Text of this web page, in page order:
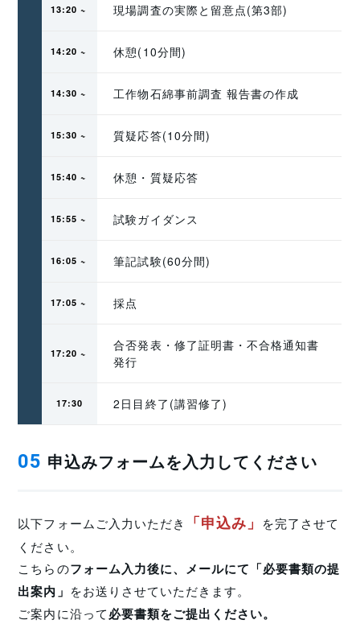
13:20 ~ 現場調査の実際と留意点(第3部)
14:20 ~ 休憩(10分間)
14:30 ~ 工作物石綿事前調査 報告書の作成
15:30 ~ 質疑応答(10分間)
15:40 ~ 休憩・質疑応答
15:55 ~ 試験ガイダンス
16:05 ~ 筆記試験(60分間)
17:05 ~ 採点
17:20 ~
合否発表・修了証明書・不合格通知書
発行
17:30 2日目終了(講習修了)
05 申込みフォームを入力してください
以下フォームご入力いただき 「申込み」
を完了させて
ください。
こちらのフォーム入力後に、メールにて「必要書類の提
出案内」 をお送りさせていただきます。
ご案内に沿って必要書類をご提出ください。